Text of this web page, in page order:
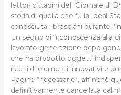
lettori cittadini del “Giornale di
storia di quella che fu la Ideal
conosciuta i bresciani durante
Un segno di “riconoscenza alla
lavorato generazione dopo
che ha prodotto oggetti
ricchi di elementi innovativi e
Pagine “necessarie”, affinché
definitivamente cancellata dal